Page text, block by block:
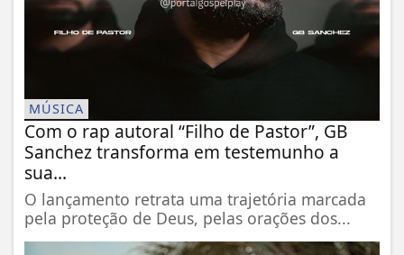
MÚSICA
Com o rap autoral “Filho de Pastor”, GB
Sanchez transforma em testemunho a
sua...
O lançamento retrata uma trajetória marcada
pela proteção de Deus, pelas orações dos...